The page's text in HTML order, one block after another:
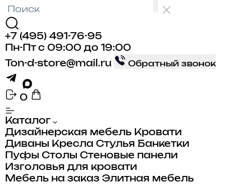
+7 (495) 491-76-95
Пн-Пт с 09:00 до 19:00
Ton-d-store@mail.ru
Обратный звонок
0
Каталог
Дизайнерская мебель Кровати
Диваны Кресла Стулья Банкетки
Пуфы Столы Стеновые панели
Изголовья для кровати
Мебель на заказ Элитная мебель